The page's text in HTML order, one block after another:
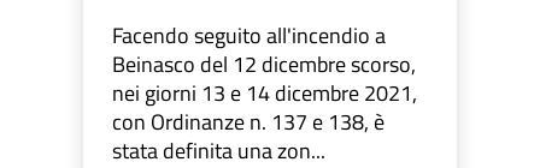
Facendo seguito all'incendio a
Beinasco del 12 dicembre scorso,
nei giorni 13 e 14 dicembre 2021,
con Ordinanze n. 137 e 138, è
stata definita una zon...